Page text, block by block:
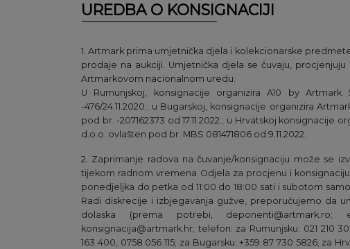
UREDBA O KONSIGNACIJI
1. Artmark prima umjetnička djela i kolekcionarske
prodaje na aukciji. Umjetnička djela se čuvaju,
Artmarkovom nacionalnom uredu.
U Rumunjskoj, konsignacije organizira A10 by
-476/24.11.2020.; u Bugarskoj, konsignacije organizira
pod br. -207162373 od 17.11.2022.; u Hrvatskoj konsignacije
d.o.o. ovlašten pod br. MBS 081471806 od 9.11.2022.
2. Zaprimanje radova na čuvanje/konsignaciju može se
tijekom radnom vremena Odjela za procjenu i
ponedjeljka do petka od 11:00 do 18:00 sati i subotom
Radi diskrecije i izbjegavanja gužve, preporučujemo da
dolaska (prema potrebi, deponenti@artmark.ro;
konsignacija@artmark.hr; telefon: za Rumunjsku: 021 210
163 400, 0758 056 115; za Bugarsku: +359 87 730 5826; za